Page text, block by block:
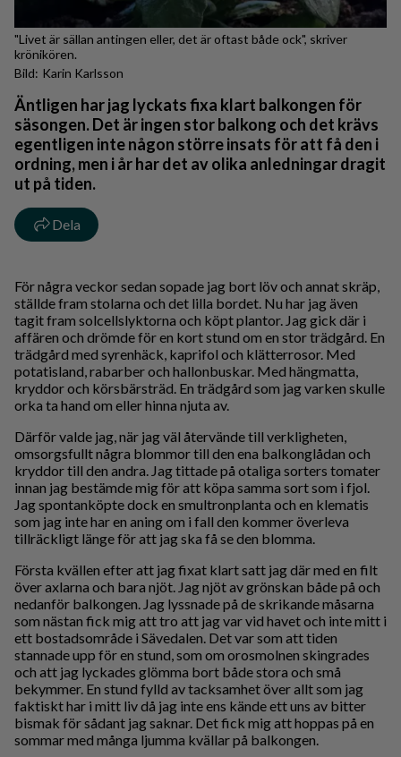
"Livet är sällan antingen eller, det är oftast både ock", skriver
krönikören.
Karin Karlsson
Äntligen har jag lyckats fixa klart balkongen för
säsongen. Det är ingen stor balkong och det krävs
egentligen inte någon större insats för att få den i
ordning, men i år har det av olika anledningar dragit
ut på tiden.
Dela
För några veckor sedan sopade jag bort löv och annat skräp,
ställde fram stolarna och det lilla bordet. Nu har jag även
tagit fram solcellslyktorna och köpt plantor. Jag gick där i
affären och drömde för en kort stund om en stor trädgård. En
trädgård med syrenhäck, kaprifol och klätterrosor. Med
potatisland, rabarber och hallonbuskar. Med hängmatta,
kryddor och körsbärsträd. En trädgård som jag varken skulle
orka ta hand om eller hinna njuta av.
Därför valde jag, när jag väl återvände till verkligheten,
omsorgsfullt några blommor till den ena balkonglådan och
kryddor till den andra. Jag tittade på otaliga sorters tomater
innan jag bestämde mig för att köpa samma sort som i fjol.
Jag spontanköpte dock en smultronplanta och en klematis
som jag inte har en aning om i fall den kommer överleva
tillräckligt länge för att jag ska få se den blomma.
Första kvällen efter att jag fixat klart satt jag där med en filt
över axlarna och bara njöt. Jag njöt av grönskan både på och
nedanför balkongen. Jag lyssnade på de skrikande måsarna
som nästan fick mig att tro att jag var vid havet och inte mitt i
ett bostadsområde i Sävedalen. Det var som att tiden
stannade upp för en stund, som om orosmolnen skingrades
och att jag lyckades glömma bort både stora och små
bekymmer. En stund fylld av tacksamhet över allt som jag
faktiskt har i mitt liv då jag inte ens kände ett uns av bitter
bismak för sådant jag saknar. Det fick mig att hoppas på en
sommar med många ljumma kvällar på balkongen.